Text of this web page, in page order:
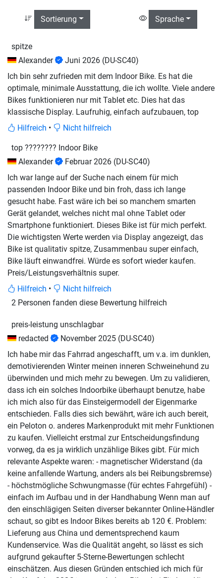
Sortierung Sprache
spitze
Alexander
Juni 2026 (DU-SC40)
Ich bin sehr zufrieden mit dem Indoor Bike. Es hat die
optimale, minimale Ausstattung, die ich wollte. Viele andere
Bikes funktionieren nur mit Tablet etc. Dies hat das
klassische Display. Laufruhig, einfach aufzubauen, top
Hilfreich • Nicht hilfreich
top ???????? Indoor Bike
Alexander
Februar 2026 (DU-SC40)
Ich war lange auf der Suche nach einem für mich
passenden Indoor Bike und bin froh, dass ich lange
gesucht habe. Fast wäre ich bei so manchem smarten
Gerät gelandet, welches nicht mal ohne Tablet oder
Smartphone funktioniert. Dieses Bike ist für mich perfekt.
Die wichtigsten Werte werden via Display angezeigt, das
Bike ist qualitativ spitze, Zusammenbau super einfach,
Bike läuft einwandfrei. Würde es sofort wieder kaufen.
Preis/Leistungsverhältnis super.
Hilfreich • Nicht hilfreich
preis-leistung unschlagbar
2 Personen fanden diese Bewertung hilfreich
redacted November 2025 (DU-SC40)
Ich habe mir das Fahrrad angeschafft, um v.a. im dunklen,
demotivierenden Winter meinen inneren Schweinehund zu
überwinden und mich mehr zu bewegen. Um zu validieren,
dass ich ein solches Indoorbike überhaupt benutze, habe
ich mich also für das Einsteigermodell der Eigenmarke
entschieden. Falls dies sich bewährt, wäre ich auch bereit,
ein Peloton o. anderes Markenprodukt mit mehr Funktionen
zu kaufen. Vielleicht erstmal zur Entscheidungsfindung
vorweg, da es ja wirklich unzählige Bikes gibt. Für mich
relevante Aspekte waren: - magnetischer Widerstand (da
keine anfallende Wartung, anders als bei Reibungsbremse)
- höchstmögliche Schwungmasse (für echtes Fahrgefühl) -
einfach im Aufbau und in der Handhabung Wenn man auf
den einschlägigen Seiten diverser bekannter Online-Händler
schaut, so gibt es Indoor Bikes bereits ab 120 €. Problem:
Lieferung aus China und dementsprechend kaum
Kundenservice. Was die Qualität angeht, so lässt es sich
aufgrund gekaufter 5-Sterne-Bewertungen schlecht
einschätzen. Aus diesen Gründen entschied ich mich für